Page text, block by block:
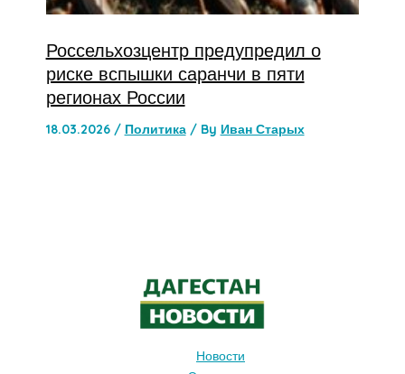
Россельхозцентр предупредил о
риске вспышки саранчи в пяти
регионах России
18.03.2026 / Политика/ By Иван Старых
Новости